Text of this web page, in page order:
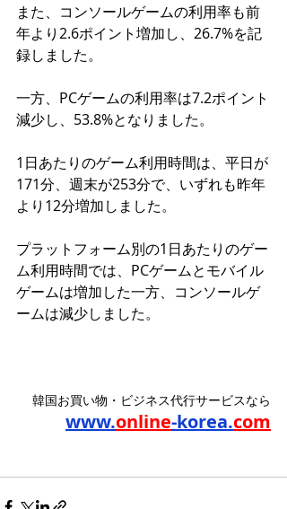
また、コンソールゲームの利用率も前
年より2.6ポイント増加し、26.7%を記
録しました。
一方、PCゲームの利用率は7.2ポイント
減少し、53.8%となりました。
1日あたりのゲーム利用時間は、平日が
171分、週末が253分で、いずれも昨年
より12分増加しました。
プラットフォーム別の1日あたりのゲー
ム利用時間では、PCゲームとモバイル
ゲームは増加した一方、コンソールゲ
ームは減少しました。
韓国お買い物・ビジネス代行サービスなら
www.online-korea.com